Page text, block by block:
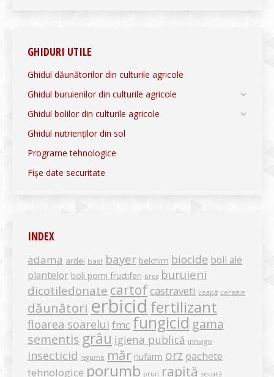
GHIDURI UTILE
Ghidul dăunătorilor din culturile agricole
Ghidul buruienilor din culturile agricole
Ghidul bolilor din culturile agricole
Ghidul nutrienților din sol
Programe tehnologice
Fișe date securitate
INDEX
adama ardei basf bayer belchim biocide boli ale
plantelor boli pomi fructiferi bros buruieni
dicotiledonate cartof castraveti ceapă cereale
dăunători erbicid fertilizant
floarea soarelui fmc fungicid gama
sementis grâu igiena publică innvigo
insecticid legume măr nufarm orz pachete
tehnologice porumb prun rapiță secară